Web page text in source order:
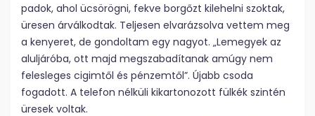
padok, ahol ücsörögni, fekve borgőzt kilehelni szoktak,
üresen árválkodtak. Teljesen elvarázsolva vettem meg
a kenyeret, de gondoltam egy nagyot. „Lemegyek az
aluljáróba, ott majd megszabadítanak amúgy nem
felesleges cigimtől és pénzemtől”. Újabb csoda
fogadott. A telefon nélküli kikartonozott fülkék szintén
üresek voltak.